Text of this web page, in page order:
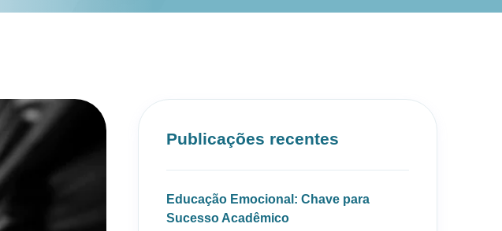
Publicações recentes
Educação Emocional: Chave para
Sucesso Acadêmico